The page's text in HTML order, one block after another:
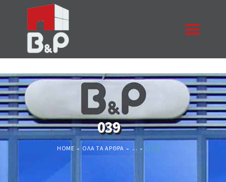
039
HOME ΌΛΑ ΤΑ ΆΡΘΡΑ ... 039
ΑΡΧΙΚΉ
Η ΕΤΑΙΡΙΑ
ΠΡΟΪΌΝΤΑ
ΈΡΓΑ
ΕΠΙΚΟΙΝΩΝΊΑ